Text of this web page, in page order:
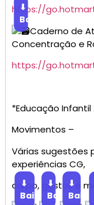
https://
⬇
Baixar
Caderno de
Concentração e
https://
*Educação Infantil :
Movimentos –
Várias sugestões
experiências CG,
corpo, gestos e
⬇
Baixar
⬇
Baixar
⬇